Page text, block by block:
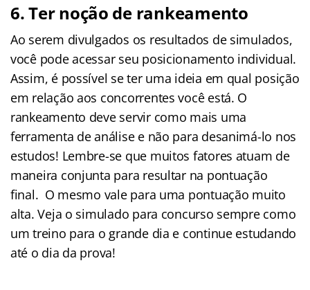
6. Ter noção de rankeamento
Ao serem divulgados os resultados de simulados,
você pode acessar seu posicionamento individual.
Assim, é possível se ter uma ideia em qual posição
em relação aos concorrentes você está. O
rankeamento deve servir como mais uma
ferramenta de análise e não para desanimá-lo nos
estudos! Lembre-se que muitos fatores atuam de
maneira conjunta para resultar na pontuação
final. O mesmo vale para uma pontuação muito
alta. Veja o simulado para concurso sempre como
um treino para o grande dia e continue estudando
até o dia da prova!